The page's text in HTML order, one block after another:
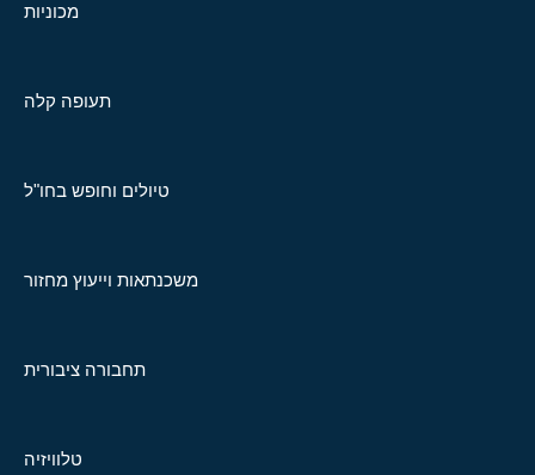
מכוניות
תעופה קלה
טיולים וחופש בחו"ל
משכנתאות וייעוץ מחזור
תחבורה ציבורית
טלוויזיה